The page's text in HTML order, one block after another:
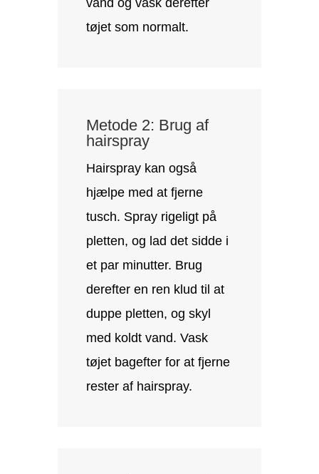
tøjet som normalt.
Metode 2: Brug af
hairspray
Hairspray kan også
hjælpe med at fjerne
tusch. Spray rigeligt på
pletten, og lad det sidde i
et par minutter. Brug
derefter en ren klud til at
duppe pletten, og skyl
med koldt vand. Vask
tøjet bagefter for at fjerne
rester af hairspray.